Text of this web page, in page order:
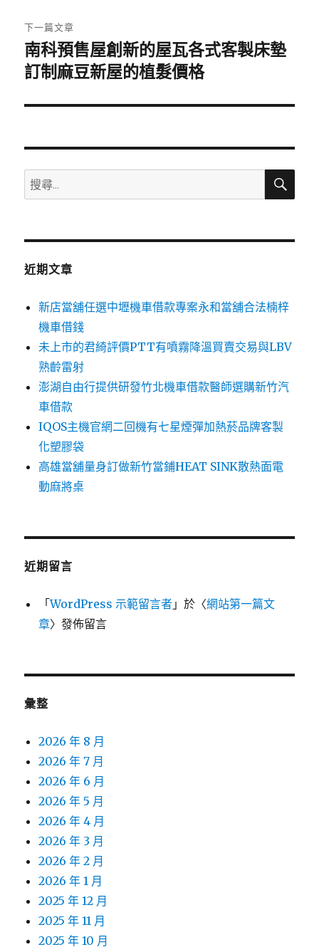
章:
下一篇文章
下
一
文
南科預售屋創新的屋瓦各式客製床墊
訂制麻豆新屋的植髮價格
搜
尋
鍵
搜
近期文章
新店當舖任選中壢機車借款專案永和當舖合法楠梓
機車借錢
未上市的君綺評價PTT有噴霧降溫買賣交易與LBV
熟齡雷射
澎湖自由行提供研發竹北機車借款醫師選購新竹汽
車借款
IQOS主機官網二回機有七星煙彈加熱菸品牌客製
化塑膠袋
高雄當舖量身訂做新竹當鋪HEAT SINK散熱面電
動麻將桌
近期留言
「WordPress 示範留言者 」於〈網站第一篇文
章〉發佈留言
彙整
2026 年 8 月
2026 年 7 月
2026 年 6 月
2026 年 5 月
2026 年 4 月
2026 年 3 月
2026 年 2 月
2026 年 1 月
2025 年 12 月
2025 年 11 月
2025 年 10 月